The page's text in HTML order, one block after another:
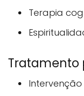
Terapia
Tratamento